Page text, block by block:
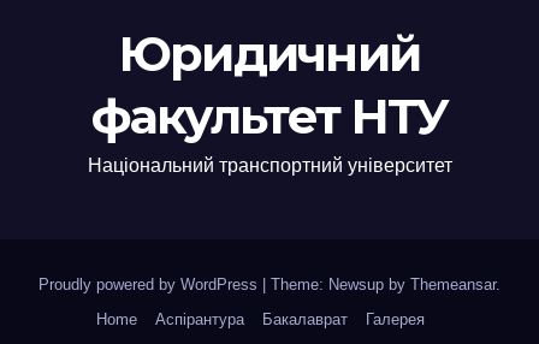
Юридичний
факультет НТУ
Національний транспортний університет
Proudly powered by WordPress Theme: Newsup by Themeansar.
Home
Аспірантура Бакалаврат
Галерея